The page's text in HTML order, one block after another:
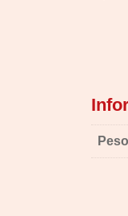
Peso